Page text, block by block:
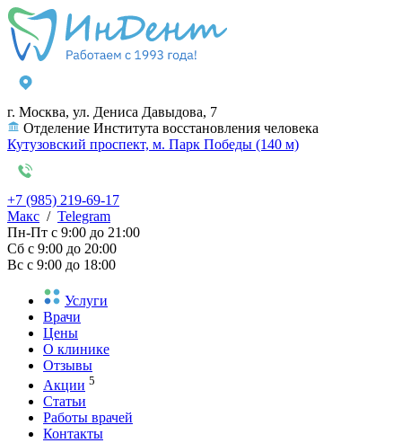
г. Москва, ул. Дениса Давыдова, 7
Отделение Института восстановления человека
Кутузовский проспект, м. Парк Победы (140 м)
+7 (985) 219-69-17
Макс / Telegram
Пн-Пт с 9:00 до 21:00
Сб с 9:00 до 20:00
Вс с 9:00 до 18:00
Услуги
Врачи
Цены
О клинике
Отзывы
Акции 5
Статьи
Работы врачей
Контакты